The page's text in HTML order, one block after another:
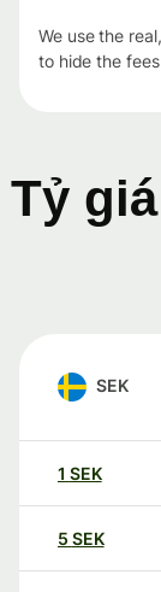
We use the
to hide the
Tỷ
SEK
1 SEK
5 SEK